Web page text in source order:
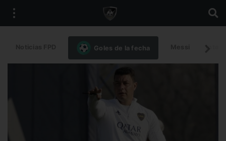
Goles de la fecha